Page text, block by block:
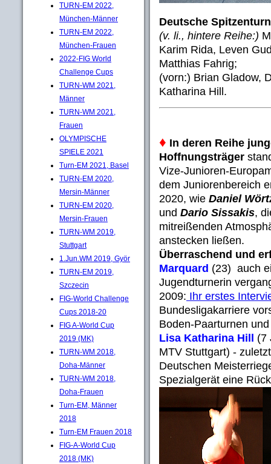
TURN-EM 2022,
München-Männer
TURN-EM 2022,
München-Frauen
2022-FIG World
Challenge Cups
TURN-WM 2021,
Männer
TURN-WM 2021,
Frauen
OLYMPISCHE
SPIELE 2021
Turn-EM 2021, Basel
TURN-EM 2020,
Mersin-Männer
TURN-EM 2020,
Mersin-Frauen
TURN-WM 2019,
Stuttgart
1.Jun.WM 2019, Györ
TURN-EM 2019,
Szczecin
FIG-World Challenge
Cups 2018-20
FIG A-World Cup
2019 (MK)
TURN-WM 2018,
Doha-Männer
TURN-WM 2018,
Doha-Frauen
Turn-EM, Männer
2018
Turn-EM Frauen 2018
FIG-A-World Cup
2018 (MK)
Deutsche
(v. li., hintere Reihe:)
Karim Rida, Leven
Matthias Fahrig;
(vorn:) Brian Gladow,
Katharina Hill.
♦ In deren Reihe
Hoffnungsträger
Vize-Junioren-
dem Juniorenbereich
2020, wie Daniel
und Dario Sissakis,
mitreißenden
anstecken ließen.
Überraschend und
Marquard (23) auch
Jugendturnerin
2009: Ihr erstes
Bundesligakarriere
Boden-Paarturnen
Lisa Katharina Hill (7
MTV Stuttgart) -
Deutschen
Spezialgerät eine